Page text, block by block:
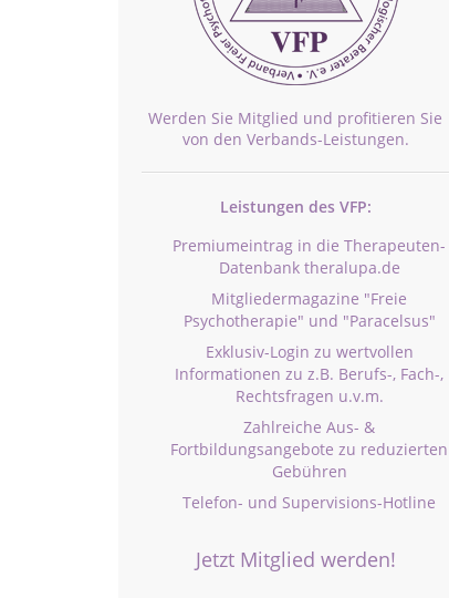
Werden Sie Mitglied und profitieren Sie
von den Verbands-Leistungen.
Leistungen des VFP:
Premiumeintrag in die Therapeuten-
Datenbank theralupa.de
Mitgliedermagazine "Freie
Psychotherapie" und "Paracelsus"
Exklusiv-Login zu wertvollen
Informationen zu z.B. Berufs-, Fach-,
Rechtsfragen u.v.m.
Zahlreiche Aus- &
Fortbildungsangebote zu reduzierten
Gebühren
Telefon- und Supervisions-Hotline
Jetzt Mitglied werden!